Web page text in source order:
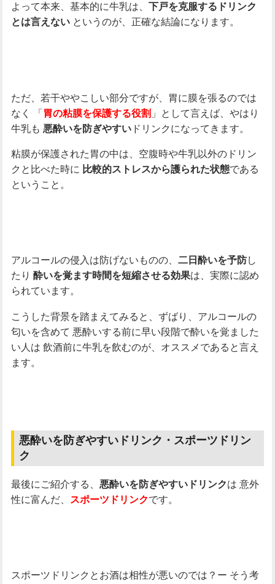
よって本来、基本的に牛乳は、 下戸を克服するドリンク
とは言えないというのが、正確な結論になります。
ただ、若干ややこしい部分ですが、胃に膜を張るのでは
なく
「胃の粘膜を保護する役割 」として言えば、やはり
牛乳も 悪酔いを防ぎやすいドリンクになってきます。
粘膜が保護された胃の中は、空腹時や牛乳以外のドリン
クと比べた時に 比較的ストレスから護られた状態である
ということ。
アルコールの侵入は防げないものの、 二日酔いを予防し
たり 酔いを覚ます時間を短縮させる効果は、実際に認め
られています。
こうした背景を踏まえてみると、ずばり、アルコールの
匂いを含めて 悪酔いする前に早い段階で酔いを覚ました
い人は 飲酒前に牛乳を飲むのが、オススメであると言え
ます。
悪酔いを防ぎやすいドリンク・スポーツドリン
ク
最後にご紹介する、 悪酔いを防ぎやすいドリンクは 意外
性に富んだ、
スポーツドリンクです。
スポーツドリンクとお酒は相性が悪いのでは？ー そう考